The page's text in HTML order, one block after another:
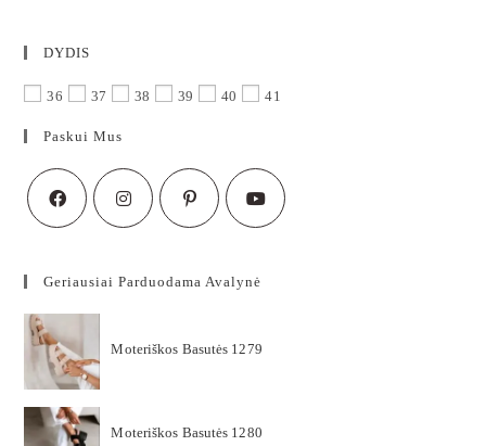
DYDIS
36 37 38 39 40 41
Paskui Mus
Geriausiai Parduodama Avalynė
Moteriškos Basutės 1279
Moteriškos Basutės 1280